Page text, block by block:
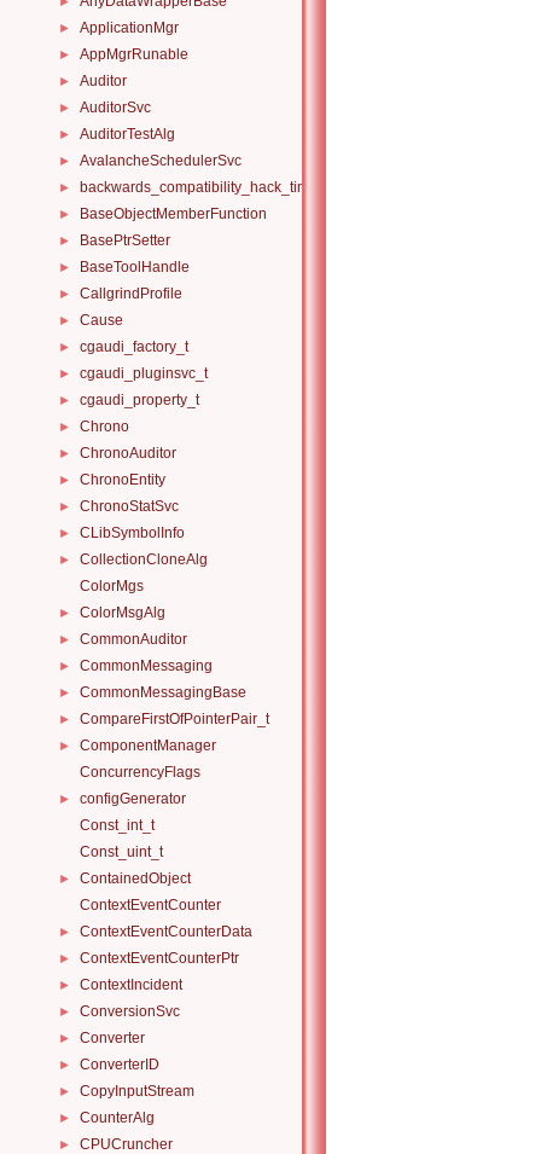
► ApplicationMgr
► AppMgrRunable
► Auditor
► AuditorSvc
► AuditorTestAlg
► AvalancheSchedulerSvc
► backwards_compatibility_hack_time_timespan
► BaseObjectMemberFunction
► BasePtrSetter
► BaseToolHandle
► CallgrindProfile
► Cause
► cgaudi_factory_t
► cgaudi_pluginsvc_t
► cgaudi_property_t
► Chrono
► ChronoAuditor
► ChronoEntity
► ChronoStatSvc
► CLibSymbolInfo
►
CollectionCloneAlg
ColorMgs
► ColorMsgAlg
► CommonAuditor
► CommonMessaging
► CommonMessagingBase
► CompareFirstOfPointerPair_t
►
ComponentManager
ConcurrencyFlags
►
configGenerator
Const_int_t
Const_uint_t
►
ContainedObject
ContextEventCounter
► ContextEventCounterData
► ContextEventCounterPtr
► ContextIncident
► ConversionSvc
► Converter
► ConverterID
► CopyInputStream
► CounterAlg
► CPUCruncher